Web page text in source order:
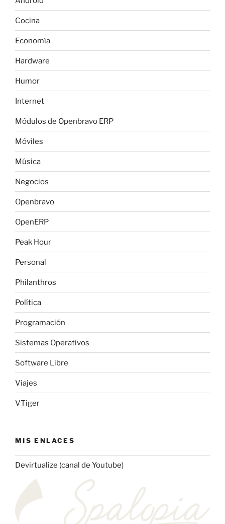
Cocina
Economía
Hardware
Humor
Internet
Módulos de Openbravo ERP
Móviles
Música
Negocios
Openbravo
OpenERP
Peak Hour
Personal
Philanthros
Política
Programación
Sistemas Operativos
Software Libre
Viajes
VTiger
MIS ENLACES
Devirtualize (canal de Youtube)